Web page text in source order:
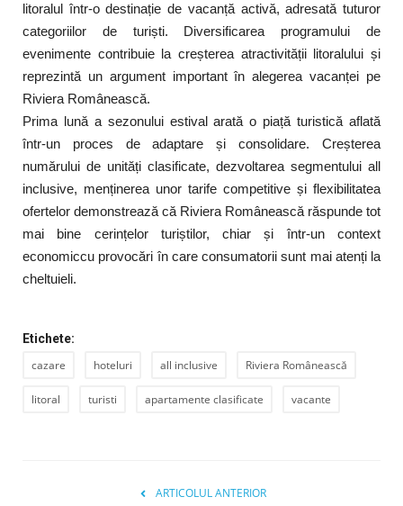
litoralul într-o destinație de vacanță activă, adresată tuturor
categoriilor de turiști. Diversificarea programului de
evenimente contribuie la creșterea atractivității litoralului și
reprezintă un argument important în alegerea vacanței pe
Riviera Românească.
Prima lună a sezonului estival arată o piață turistică aflată
într-un proces de adaptare și consolidare. Creșterea
numărului de unități clasificate, dezvoltarea segmentului all
inclusive, menținerea unor tarife competitive și flexibilitatea
ofertelor demonstrează că Riviera Românească răspunde tot
mai bine cerințelor turiștilor, chiar și într-un context
economiccu provocări în care consumatorii sunt mai atenți la
cheltuieli.
Etichete:
cazare hoteluri all inclusive Riviera Românească
litoral turisti apartamente clasificate vacante
ARTICOLUL ANTERIOR